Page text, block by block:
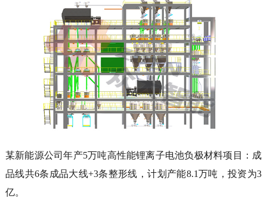
某新能源公司年产5万吨高性能锂离子电池负极材料项目：成
品线共6条成品大线+3条整形线，计划产能8.1万吨，投资为3
亿。